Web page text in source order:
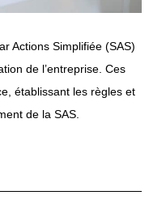
Actions Simplifiée (SAS)
de l’entreprise. Ces
établissant les règles et
de la SAS.